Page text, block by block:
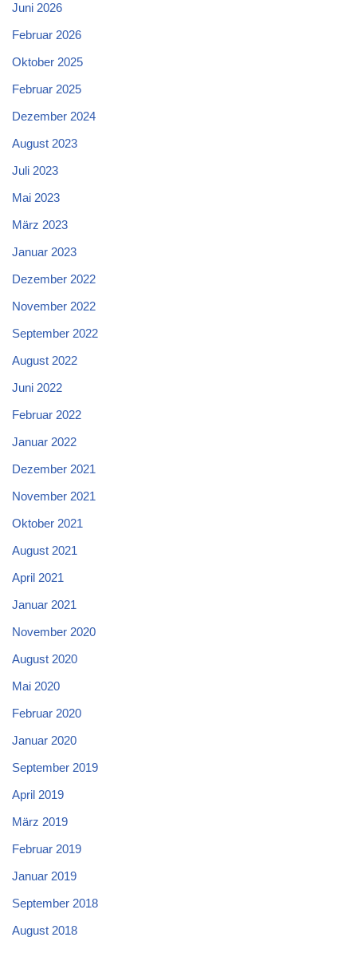
Juni 2026
Februar 2026
Oktober 2025
Februar 2025
Dezember 2024
August 2023
Juli 2023
Mai 2023
März 2023
Januar 2023
Dezember 2022
November 2022
September 2022
August 2022
Juni 2022
Februar 2022
Januar 2022
Dezember 2021
November 2021
Oktober 2021
August 2021
April 2021
Januar 2021
November 2020
August 2020
Mai 2020
Februar 2020
Januar 2020
September 2019
April 2019
März 2019
Februar 2019
Januar 2019
September 2018
August 2018